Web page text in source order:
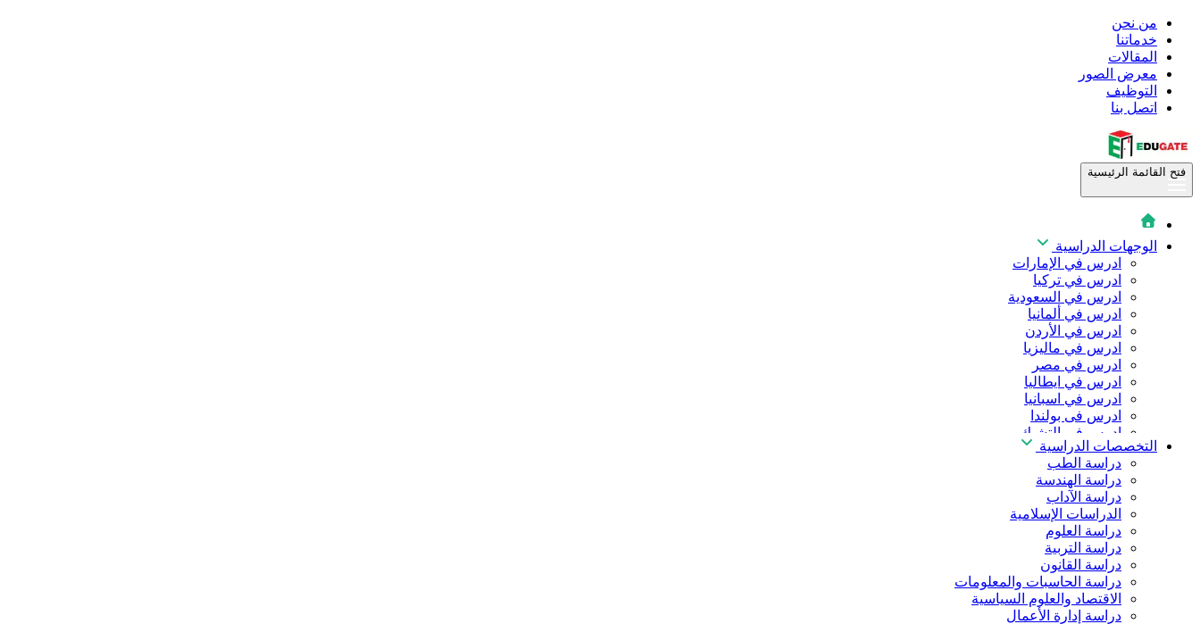
من نحن
خدماتنا
المقالات
معرض الصور
التوظيف
اتصل بنا
فتح القائمة الرئيسية
الوجهات الدراسية
ادرس في الإمارات
ادرس في تركيا
ادرس في السعودية
ادرس في ألمانيا
ادرس في الأردن
ادرس في ماليزيا
ادرس في مصر
ادرس في ايطاليا
ادرس في اسبانيا
ادرس فى بولندا
ادرس فى التشيك
ادرس في المجر
ادرس في الصين
التخصصات الدراسية
دراسة الطب
دراسة الهندسة
دراسة الآداب
الدراسات الإسلامية
دراسة العلوم
دراسة التربية
دراسة القانون
دراسة الحاسبات والمعلومات
الاقتصاد والعلوم السياسية
دراسة إدارة الأعمال